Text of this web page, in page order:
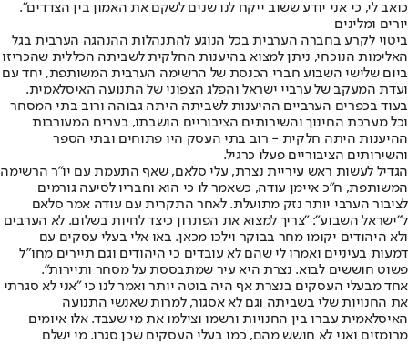
כואב לי, כי אני יודע ששוב ייקח לנו שנים לשקם את האמון בין הצדדים".
יורים ומלינים
ביטוי לקרע בחברה הערבית בכל הנוגע להתנהלות ההנהגה הערבית בגל
האלימות הנוכחי, ניתן למצוא בהיענות החלקית לשביתה הכללית שהכריזו
ביום שלישי השבוע חברי הכנסת של הרשימה הערבית המשותפת, יחד עם
ועדת המעקב של ערביי ישראל והפלג הצפוני של התנועה האיסלאמית.
בעוד בכפרים הערביים ההיענות לשביתה היתה גבוהה ורוב בתי המסחר
וכל מערכת החינוך והשירותים הציבוריים הושבתו, בערים המעורבות
ההיענות היתה חלקית - רוב בתי העסק היו פתוחים ובתי הספר
והשירותים הציבוריים פעלו כרגיל.
הגדיל לעשות ראש עיריית נצרת, עלי סלאם, שאף התעמת עם יו"ר הרשימה
המשותפת, ח"כ איימן עודה, כשאמר לו כי הוא וחבריו לסיעה גורמים
לציבור הערבי יותר נזק מתועלת. לאחר התקרית עם עודה אמר סלאם
ל"ישראל השבוע": "צריך למצוא את הפתרון כיצד לחיות בשלום. לא הערבים
ולא היהודים יקומו מחר בבוקר וילכו מכאן. באו אלי בעלי עסקים עם
דמעות בעיניים ואמרו לי שהם לא עובדים כי היהודים וגם תיירים מחו"ל
פשוט חוששים לבוא. נצרת היא עיר שמתבססת על מסחר ותיירות".
אחד מבעלי העסקים בנצרת אף היה בוטה יותר ואמר לנו כי "אני לא סגרתי
את החנויות שלי בשביתה וגם לא אסגור, למרות שאנשי התנועה
האיסלאמית עברו בין החנויות ורשמו וצילמו את מי שעבד. אלו איומים
מרומזים ואני לא חושש מהם, כמו בעלי העסקים שכן סגרו. מי ישלם